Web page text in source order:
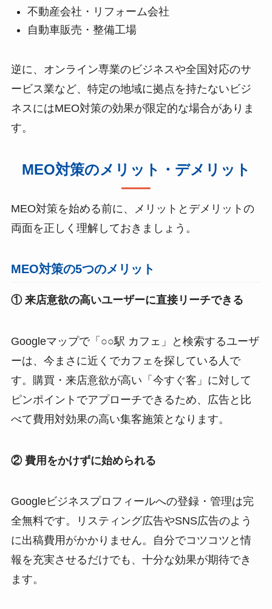
不動産会社・リフォーム会社
自動車販売・整備工場
逆に、オンライン専業のビジネスや全国対応のサ
ービス業など、特定の地域に拠点を持たないビジ
ネスにはMEO対策の効果が限定的な場合がありま
す。
MEO対策のメリット・デメリット
MEO対策を始める前に、メリットとデメリットの
両面を正しく理解しておきましょう。
MEO対策の5つのメリット
① 来店意欲の高いユーザーに直接リーチできる
Googleマップで「○○駅 カフェ」と検索するユーザ
ーは、今まさに近くでカフェを探している人で
す。購買・来店意欲が高い「今すぐ客」に対して
ピンポイントでアプローチできるため、広告と比
べて費用対効果の高い集客施策となります。
② 費用をかけずに始められる
Googleビジネスプロフィールへの登録・管理は完
全無料です。リスティング広告やSNS広告のよう
に出稿費用がかかりません。自分でコツコツと情
報を充実させるだけでも、十分な効果が期待でき
ます。